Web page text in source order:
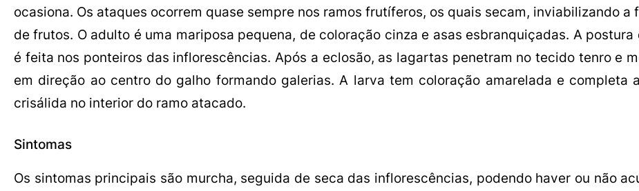
ocasiona. Os ataques ocorrem quase sempre nos ramos frutíferos, os quais secam, inviabilizando a
de frutos. O adulto é uma mariposa pequena, de coloração cinza e asas esbranquiçadas. A postura
é feita nos ponteiros das inflorescências. Após a eclosão, as lagartas penetram no tecido tenro e
em direção ao centro do galho formando galerias. A larva tem coloração amarelada e completa
crisálida no interior do ramo atacado.
Sintomas
Os sintomas principais são murcha, seguida de seca das inflorescências, podendo haver ou não